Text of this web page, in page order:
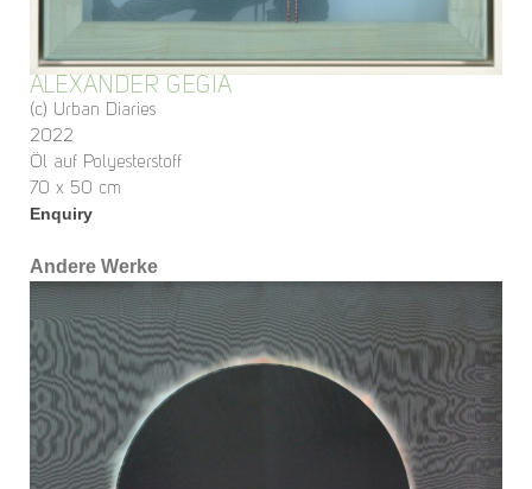
ALEXANDER GEGIA
(c) Urban Diaries
2022
Öl auf Polyesterstoff
70 x 50 cm
Enquiry
Andere Werke